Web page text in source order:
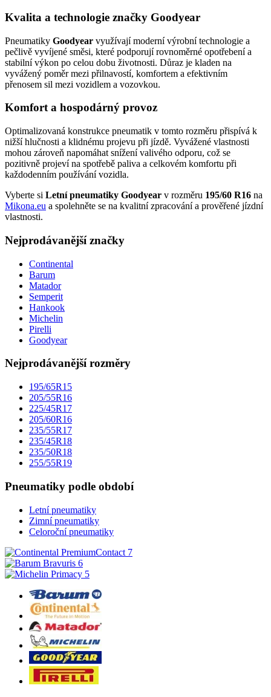
Kvalita a technologie značky Goodyear
Pneumatiky Goodyear využívají moderní výrobní technologie a
pečlivě vyvíjené směsi, které podporují rovnoměrné opotřebení a
stabilní výkon po celou dobu životnosti. Důraz je kladen na
vyvážený poměr mezi přilnavostí, komfortem a efektivním
přenosem sil mezi vozidlem a vozovkou.
Komfort a hospodárný provoz
Optimalizovaná konstrukce pneumatik v tomto rozměru přispívá k
nižší hlučnosti a klidnému projevu při jízdě. Vyvážené vlastnosti
mohou zároveň napomáhat snížení valivého odporu, což se
pozitivně projeví na spotřebě paliva a celkovém komfortu při
každodenním používání vozidla.
Vyberte si Letní pneumatiky Goodyear v rozměru 195/60 R16 na
Mikona.eu a spolehněte se na kvalitní zpracování a prověřené jízdní
vlastnosti.
Nejprodávanější značky
Continental
Barum
Matador
Semperit
Hankook
Michelin
Pirelli
Goodyear
Nejprodávanější rozměry
195/65R15
205/55R16
225/45R17
205/60R16
235/55R17
235/45R18
235/50R18
255/55R19
Pneumatiky podle období
Letní pneumatiky
Zimní pneumatiky
Celoroční pneumatiky